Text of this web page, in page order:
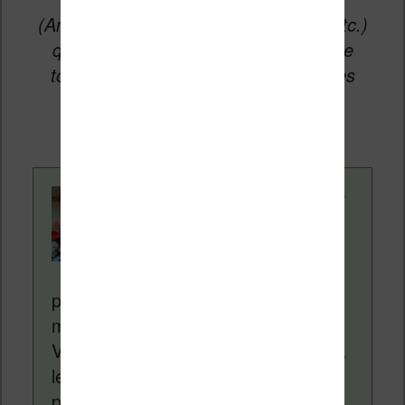
(Amazon, Fnac, Cultura, Boulanger, etc.)
qui permettent aux auteurs du site de
toucher une petite commission sur les
Contenu rédigé par
pour vous aider à naviguer dans le
monde des liseuses (Kindle, Kobo,
Vivlio, etc) et faire la promotion de la
lecture (numérique ou non). Vous